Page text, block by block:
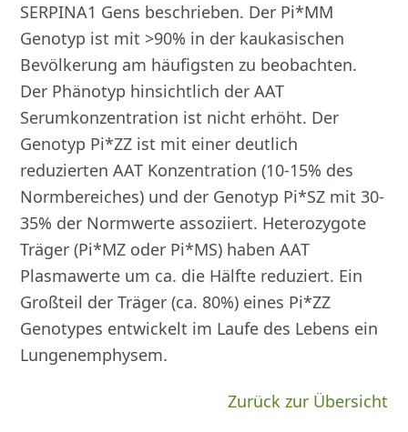
SERPINA1 Gens beschrieben. Der Pi*MM
Genotyp ist mit >90% in der kaukasischen
Bevölkerung am häufigsten zu beobachten.
Der Phänotyp hinsichtlich der AAT
Serumkonzentration ist nicht erhöht. Der
Genotyp Pi*ZZ ist mit einer deutlich
reduzierten AAT Konzentration (10-15% des
Normbereiches) und der Genotyp Pi*SZ mit 30-
35% der Normwerte assoziiert. Heterozygote
Träger (Pi*MZ oder Pi*MS) haben AAT
Plasmawerte um ca. die Hälfte reduziert. Ein
Großteil der Träger (ca. 80%) eines Pi*ZZ
Genotypes entwickelt im Laufe des Lebens ein
Lungenemphysem.
Zurück zur Übersicht